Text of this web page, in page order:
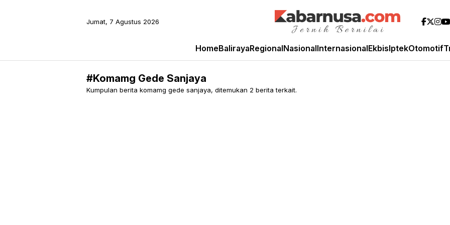
Jumat, 7 Agustus 2026
HomeBalirayaRegionalNasionalInternasionalEkbisIptekOtomotif
#Komamg Gede Sanjaya
Kumpulan berita komamg gede sanjaya, ditemukan 2 berita terkait.